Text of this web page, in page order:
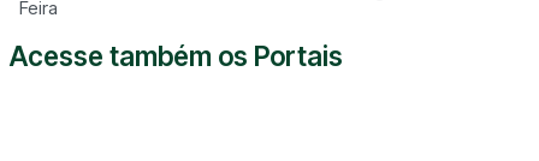
Feira
Acesse também os Portais